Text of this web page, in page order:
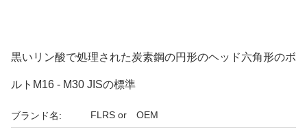
黒いリン酸で処理された炭素鋼の円形のヘッド六角形のボ
ルトM16 - M30 JISの標準
ブランド名: FLRS or OEM